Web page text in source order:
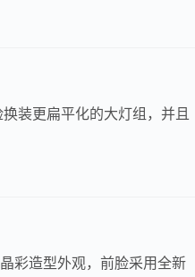
装更扁平化的大灯组，并且
彩造型外观，前脸采用全新